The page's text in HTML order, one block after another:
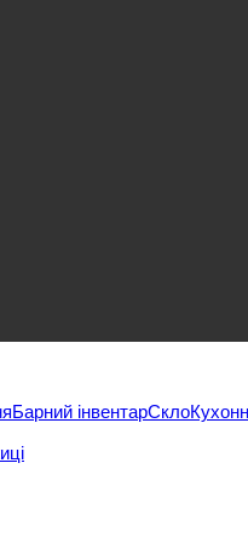
Барний інвентарСкло